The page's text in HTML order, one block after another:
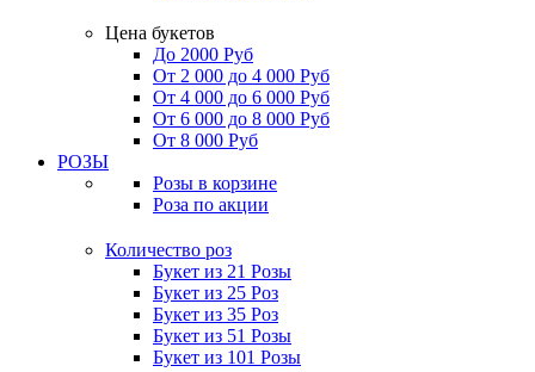
Цена букетов
До 2000 Руб
От 2 000 до 4 000 Руб
От 4 000 до 6 000 Руб
От 6 000 до 8 000 Руб
От 8 000 Руб
РОЗЫ
Розы в корзине
Роза по акции
Количество роз
Букет из 21 Розы
Букет из 25 Роз
Букет из 35 Роз
Букет из 51 Розы
Букет из 101 Розы